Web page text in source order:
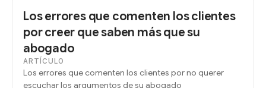
Los errores que comenten los clientes
por creer que saben más que su
abogado
ARTÍCULO
Los errores que comenten los clientes por no querer
escuchar los argumentos de su abogado